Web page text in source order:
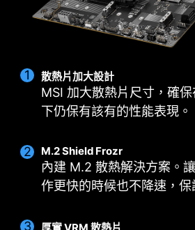
散熱片加大設計
MSI 加大散熱片尺寸，確
下仍保有該有的性能表現。
M.2 Shield Frozr
內建 M.2 散熱解決方案。
作更快的時候也不降速，保